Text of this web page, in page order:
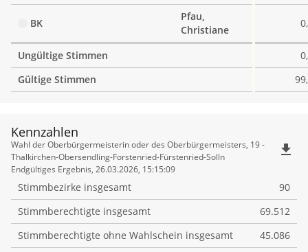
BK
Pfau,
Christiane
Ungültige Stimmen
Gültige Stimmen
Kennzahlen
Kennzahlen
Wahl der Oberbürgermeisterin oder des Oberbürgermeisters, 19 -
Thalkirchen-Obersendling-Forstenried-Fürstenried-Solln
Endgültiges Ergebnis, 26.03.2026, 15:15:09
file_download
Stimmbezirke insgesamt
90
Stimmberechtigte insgesamt
69.512
Stimmberechtigte ohne Wahlschein insgesamt
45.086